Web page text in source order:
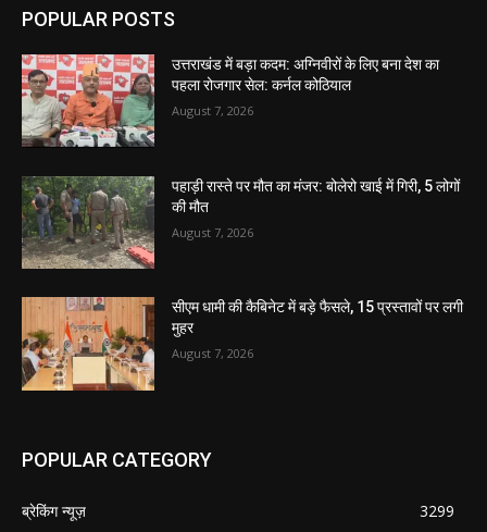
POPULAR POSTS
उत्तराखंड में बड़ा कदम: अग्निवीरों के लिए बना देश का
पहला रोजगार सेल: कर्नल कोठियाल
August 7, 2026
पहाड़ी रास्ते पर मौत का मंजर: बोलेरो खाई में गिरी, 5 लोगों
की मौत
August 7, 2026
सीएम धामी की कैबिनेट में बड़े फैसले, 15 प्रस्तावों पर लगी
मुहर
August 7, 2026
POPULAR CATEGORY
ब्रेकिंग न्यूज़
3299